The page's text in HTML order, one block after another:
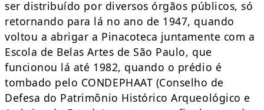
ser distribuído por diversos órgãos públicos, só
retornando para lá no ano de 1947, quando
voltou a abrigar a Pinacoteca juntamente com a
Escola de Belas Artes de São Paulo, que
funcionou lá até 1982, quando o prédio é
tombado pelo CONDEPHAAT (Conselho de
Defesa do Patrimônio Histórico Arqueológico e